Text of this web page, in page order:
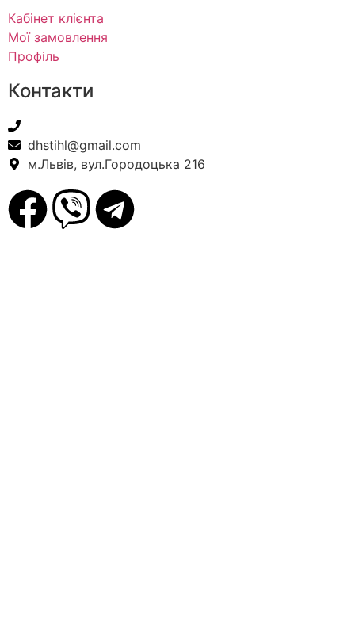
Кабінет клієнта
Мої замовлення
Профіль
Контакти
dhstihl@gmail.com
м.Львів, вул.Городоцька 216